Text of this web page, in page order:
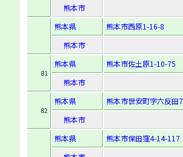
熊本市
熊本県
熊本市西原1-16-8
熊本市
81
熊本県
熊本市佐土原1-10-75
熊本市
82
熊本県
熊本市世安町字六反田
熊本市
熊本県
熊本市保田窪4-14-117